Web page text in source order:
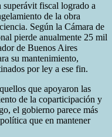
fiscal logrado a
de la obra
Según la Cámara de
pierde anualmente 25 mil
de Buenos Aires
su mantenimiento,
por ley a ese fin.
que apoyaron las
de la coparticipación y
el gobierno parece más
que en mantener